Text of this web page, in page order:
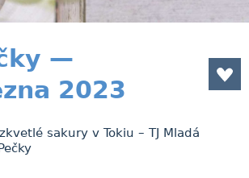
—
2023
sakury v Tokiu – TJ Mladá